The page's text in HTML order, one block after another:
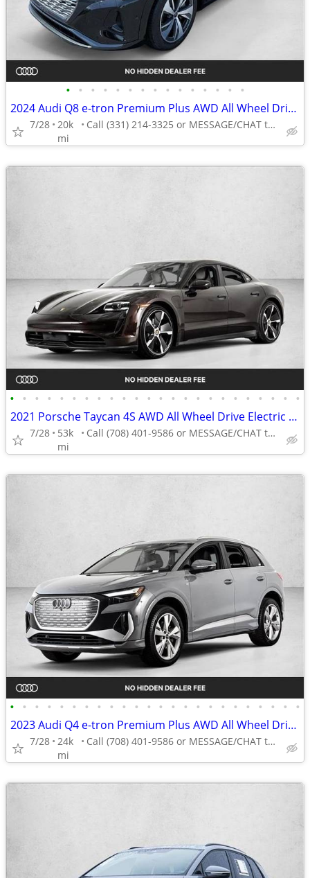
• • • • • • • • • • • • • • •
2024 Audi Q8 e-tron Premium Plus AWD All Wheel Drive Certified SUV Electric AUTO
7/28 20k
mi
Call (331) 214-3325 or MESSAGE/CHAT to confirm availability
• • • • • • • • • • • • • • • • • • • • • • • •
2021 Porsche Taycan 4S AWD All Wheel Drive Electric AUTONATION
7/28
53k
mi
Call (708) 401-9586 or MESSAGE/CHAT to confirm availability
• • • • • • • • • • • • • • • • • • • • • • • •
2023 Audi Q4 e-tron Premium Plus AWD All Wheel Drive SUV Electric AUTONATION
7/28 24k
mi
Call (708) 401-9586 or MESSAGE/CHAT to confirm availability